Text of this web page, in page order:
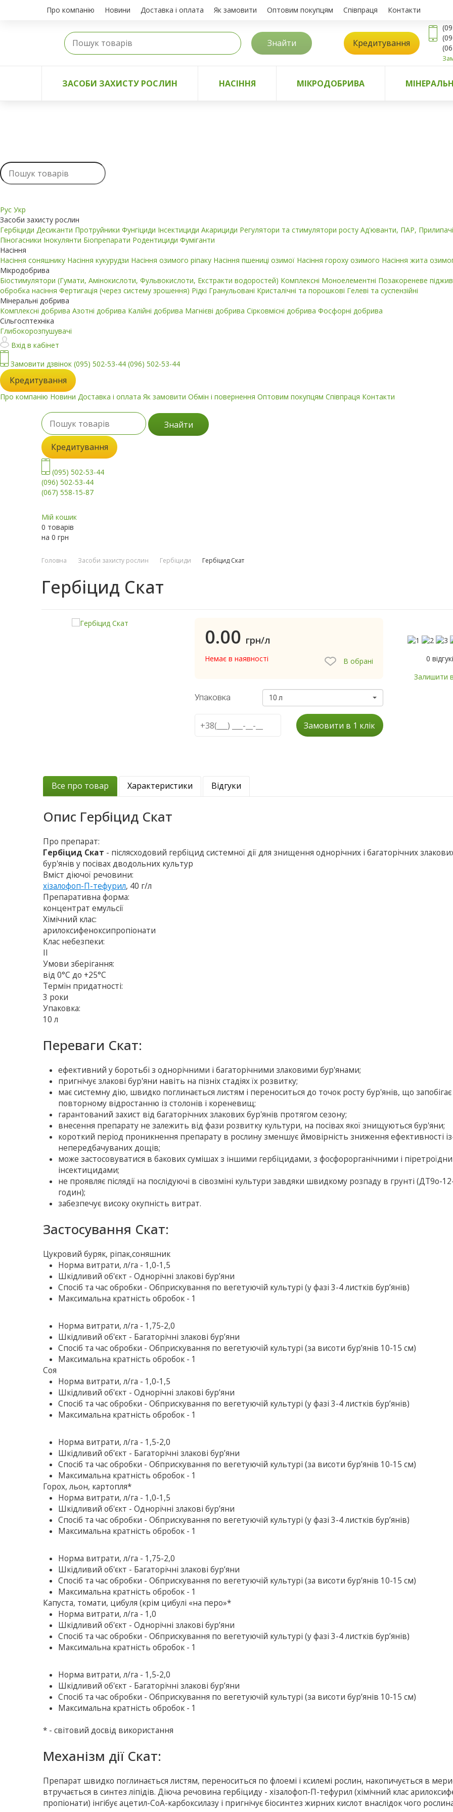
Про компанію Новини Доставка і оплата Як замовити Оптовим покупцям Співпраця Контакти
Знайти Кредитування
ЗАСОБИ ЗАХИСТУ РОСЛИН НАСІННЯ МІКРОДОБРИВА
Рус Укр
Засоби захисту рослин
Гербіциди Десиканти Протруйники Фунгіциди Інсектициди Акарициди Регулятори та стимулятори росту Ад'юванти, ПАР,
Піногасники Інокулянти Біопрепарати Родентициди Фуміганти
Насіння
Насіння соняшнику Насіння кукурудзи Насіння озимого ріпаку Насіння пшениці озимої Насіння гороху озимого Насіння жита
Мікродобрива
Біостимулятори (Гумати, Амінокислоти, Фульвокислоти, Екстракти водоростей) Комплексні Моноелементні Позакореневе
обробка насіння Фертигація (через систему зрошення) Рідкі Гранульовані Кристалічні та порошкові Гелеві та суспензійні
Мінеральні добрива
Комплексні добрива Азотні добрива Калійні добрива Магнієві добрива Сірковмісні добрива Фосфорні добрива
Сільгосптехніка
Глибокорозпушувачі
Вхід в кабінет
Замовити дзвінок (095) 502-53-44 (096) 502-53-44
Кредитування
Про компанію Новини Доставка і оплата Як замовити Обмін і повернення Оптовим покупцям Співпраця Контакти
Знайти
Кредитування
(095) 502-53-44
(096) 502-53-44
(067) 558-15-87
Мій кошик
0 товарів
на 0 грн
Головна Засоби захисту рослин Гербіциди Гербіцид Скат
Гербіцид Скат
0.00 грн/л
Немає в наявності В обрані
Упаковка 10 л
0
Залишити
Замовити в 1 клік
Все про товар Характеристики Відгуки
Опис Гербіцид Скат
Про препарат:
Гербіцид Скат - післясходовий гербіцид системної дії для знищення однорічних і багаторічних
бур'янів у посівах дводольних культур
Вміст діючої речовини:
хізалофоп-П-тефурил, 40 г/л
Препаративна форма:
концентрат емульсії
Хімічний клас:
арилоксифеноксипропіонати
Клас небезпеки:
ІІ
Умови зберігання:
від 0°С до +25°С
Термін придатності:
3 роки
Упаковка:
10 л
Переваги Скат:
ефективний у боротьбі з однорічними і багаторічними злаковими бур'янами;
пригнічує злакові бур'яни навіть на пізніх стадіях їх розвитку;
мaє системну дію, швидко поглинається листям і переноситься до точок росту бур'янів, що запобігає
повторному відростанню із столонів і кореневищ;
гарантований захист від багаторічних злакових бур'янів протягом сезону;
внесення препарату не залежить від фази розвитку культури, на посівах якої знищуються бур'яни;
короткий період проникнення препарату в рослину зменшує ймовірність зниження ефективності
непередбачуваних дощів;
може застосовуватися в бакових сумішах з іншими гербіцидами, з фосфорорганічними і
інсектицидами;
не проявляє післядії на послідуючі в сівозміні культури завдяки швидкому розпаду в грунті (ДТ9о-
годин);
забезпечує високу окупність витрат.
Застосування Скат:
Цукровий буряк, ріпак,соняшник
Норма витрати, л/га - 1,0-1,5
Шкідливий об'єкт - Однорічні злакові бур’яни
Спосіб та час обробки - Обприскування по вегетуючій культурі (у фазі 3-4 листків бур’янів)
Максимальна кратність обробок - 1
Норма витрати, л/га - 1,75-2,0
Шкідливий об'єкт - Багаторічні злакові бур’яни
Спосіб та час обробки - Обприскування по вегетуючій культурі (за висоти бур’янів 10-15 см)
Максимальна кратність обробок - 1
Соя
Норма витрати, л/га - 1,0-1,5
Шкідливий об'єкт - Однорічні злакові бур’яни
Спосіб та час обробки - Обприскування по вегетуючій культурі (у фазі 3-4 листків бур’янів)
Максимальна кратність обробок - 1
Норма витрати, л/га - 1,5-2,0
Шкідливий об'єкт - Багаторічні злакові бур’яни
Спосіб та час обробки - Обприскування по вегетуючій культурі (за висоти бур’янів 10-15 см)
Максимальна кратність обробок - 1
Горох, льон, картопля*
Норма витрати, л/га - 1,0-1,5
Шкідливий об'єкт - Однорічні злакові бур’яни
Спосіб та час обробки - Обприскування по вегетуючій культурі (у фазі 3-4 листків бур’янів)
Максимальна кратність обробок - 1
Норма витрати, л/га - 1,75-2,0
Шкідливий об'єкт - Багаторічні злакові бур’яни
Спосіб та час обробки - Обприскування по вегетуючій культурі (за висоти бур’янів 10-15 см)
Максимальна кратність обробок - 1
Капуста, томати, цибуля (крім цибулі «на перо»*
Норма витрати, л/га - 1,0
Шкідливий об'єкт - Однорічні злакові бур’яни
Спосіб та час обробки - Обприскування по вегетуючій культурі (у фазі 3-4 листків бур’янів)
Максимальна кратність обробок - 1
Норма витрати, л/га - 1,5-2,0
Шкідливий об'єкт - Багаторічні злакові бур’яни
Спосіб та час обробки - Обприскування по вегетуючій культурі (за висоти бур’янів 10-15 см)
Максимальна кратність обробок - 1
* - світовий досвід використання
Механізм дії Скат:
Препарат швидко поглинається листям, переноситься по флоемі і ксилемі рослин, накопичується в
втручається в синтез ліпідів. Діюча речовина гербіциду - хізалофоп-П-тефурил (хімічний клас
пропіонати) інгібує ацетил-СоА-карбоксилазу і пригнічує біосинтез жирних кислот внаслідок чого